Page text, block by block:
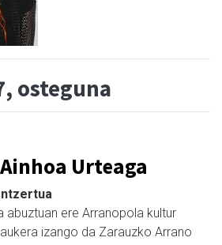
osteguna
Urteaga
abuztuan ere Arranopola kultur
izango da Zarauzko Arrano